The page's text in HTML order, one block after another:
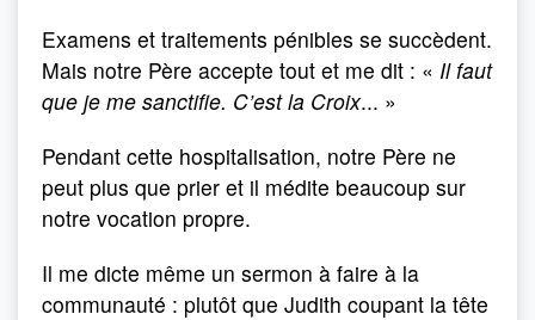
Examens et traitements pénibles se succèdent.
Mais notre Père accepte tout et me dit : « Il faut
que je me sanctifie. C’est la Croix... »
Pendant cette hospitalisation, notre Père ne
peut plus que prier et il médite beaucoup sur
notre vocation propre.
Il me dicte même un sermon à faire à la
communauté : plutôt que Judith coupant la tête